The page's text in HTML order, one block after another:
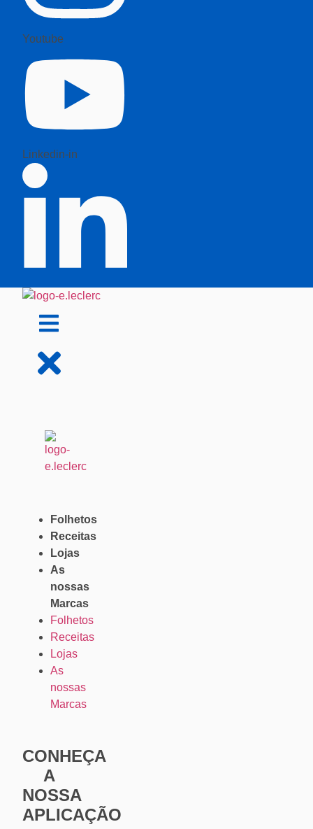
Youtube
Linkedin-in
Folhetos
Receitas
Lojas
As
nossas
Marcas
Folhetos
Receitas
Lojas
As
nossas
Marcas
CONHEÇA
A
NOSSA
APLICAÇÃO